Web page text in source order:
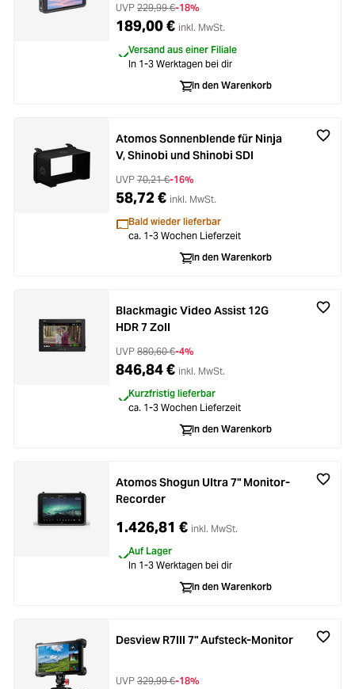
UVP 229,99 €-18%
189,00 € inkl. MwSt.
Versand aus einer Filiale
In 1-3 Werktagen bei dir
In den Warenkorb
Atomos Sonnenblende für Ninja
V, Shinobi und Shinobi SDI
UVP 70,21 €-16%
58,72 € inkl. MwSt.
Bald wieder lieferbar
ca. 1-3 Wochen Lieferzeit
In den Warenkorb
Blackmagic Video Assist 12G
HDR 7 Zoll
UVP 880,60 €-4%
846,84 € inkl. MwSt.
Kurzfristig lieferbar
ca. 1-3 Wochen Lieferzeit
In den Warenkorb
Atomos Shogun Ultra 7" Monitor-
Recorder
1.426,81 € inkl. MwSt.
Auf Lager
In 1-3 Werktagen bei dir
In den Warenkorb
Desview R7III 7" Aufsteck-Monitor
UVP 329,99 €-18%